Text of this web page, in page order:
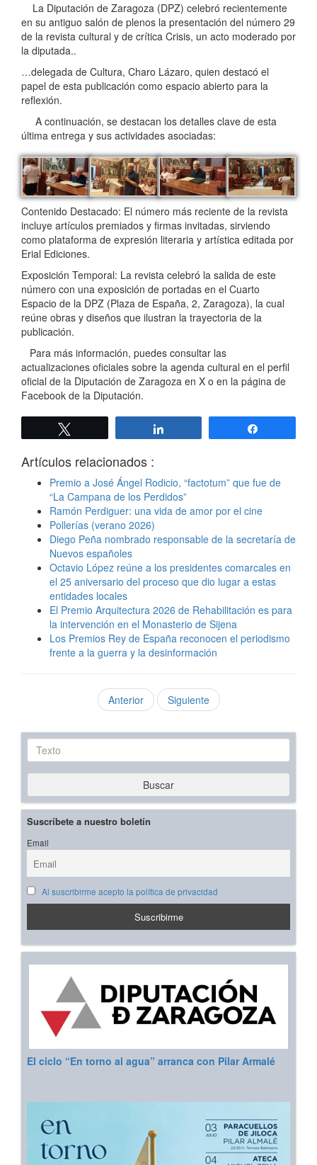
La Diputación de Zaragoza (DPZ) celebró recientemente
en su antiguo salón de plenos la presentación del número 29
de la revista cultural y de crítica Crisis, un acto moderado por
la diputada..
…delegada de Cultura, Charo Lázaro, quien destacó el
papel de esta publicación como espacio abierto para la
reflexión.
A continuación, se destacan los detalles clave de esta
última entrega y sus actividades asociadas:
Contenido Destacado: El número más reciente de la revista
incluye artículos premiados y firmas invitadas, sirviendo
como plataforma de expresión literaria y artística editada por
Erial Ediciones.
Exposición Temporal: La revista celebró la salida de este
número con una exposición de portadas en el Cuarto
Espacio de la DPZ (Plaza de España, 2, Zaragoza), la cual
reúne obras y diseños que ilustran la trayectoria de la
publicación.
Para más información, puedes consultar las
actualizaciones oficiales sobre la agenda cultural en el perfil
oficial de la Diputación de Zaragoza en X o en la página de
Facebook de la Diputación.
Artículos relacionados :
Premio a José Ángel Rodicio, “factotum” que fue de
“La Campana de los Perdidos”
Ramón Perdiguer: una vida de amor por el cine
Pollerías (verano 2026)
Diego Peña nombrado responsable de la secretaría de
Nuevos españoles
Octavio López reúne a los presidentes comarcales en
el 25 aniversario del proceso que dio lugar a estas
entidades locales
El Premio Arquitectura 2026 de Rehabilitación es para
la intervención en el Monasterio de Sijena
Los Premios Rey de España reconocen el periodismo
frente a la guerra y la desinformación
Anterior Siguiente
Texto
Buscar
Suscríbete a nuestro boletín
Email
Al suscribirme acepto la política de privacidad
El ciclo “En torno al agua” arranca con Pilar Armalé